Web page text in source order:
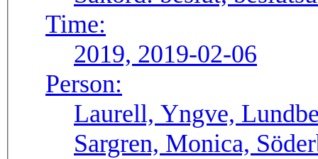
Time:
2019, 2019-02-06
Person:
Laurell, Yngve,
Sargren, Monica,